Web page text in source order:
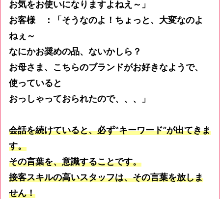
お気をお使いになりますよねえ～」
お客様 ：「そうなのよ！ちょっと、大変なのよ
ねぇ～
なにかお奨めの品、ないかしら？
お母さま、こちらのブランドがお好きなようで、
使っていると
おっしゃっておられたので、、、」
会話を続けていると、必ず‟キーワード”が出てきま
す。
その言葉を、意識することです。
接客スキルの高いスタッフは、その言葉を放しま
せん！